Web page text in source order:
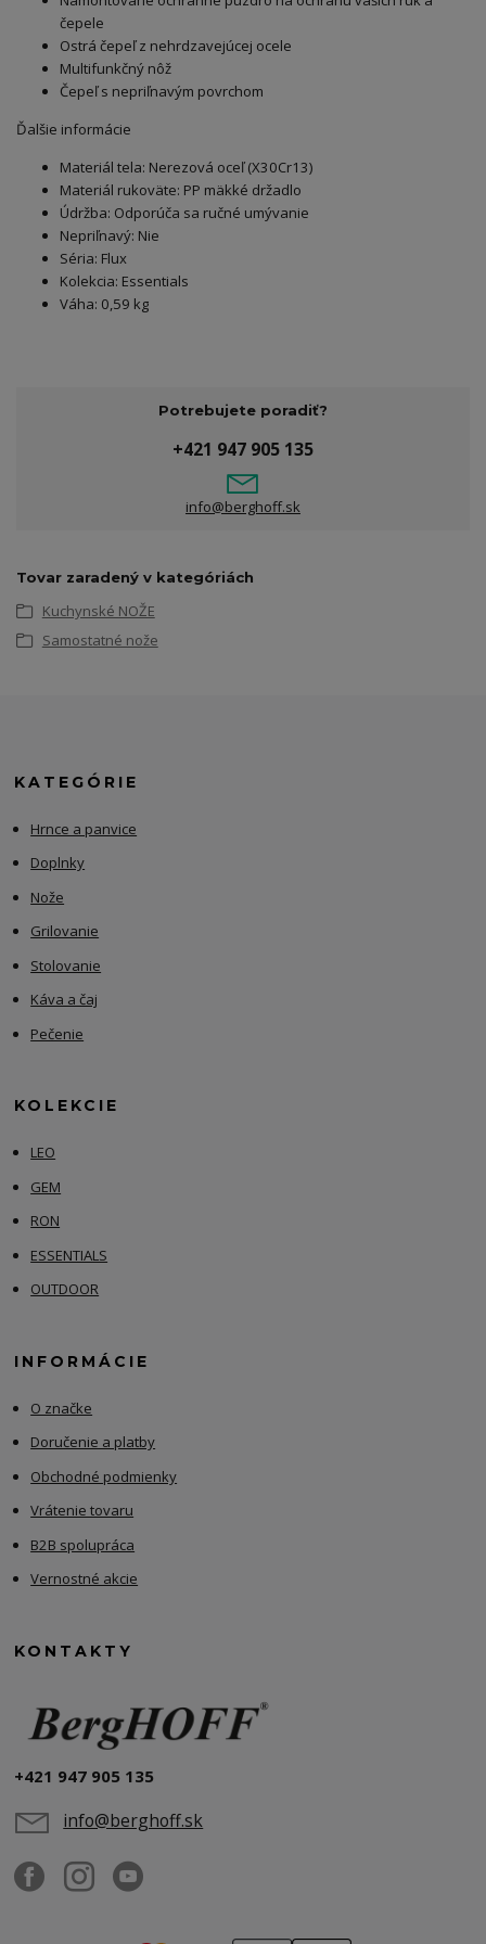
čepele
Ostrá čepeľ z nehrdzavejúcej ocele
Multifunkčný nôž
Čepeľ s nepriľnavým povrchom
Ďalšie informácie
Materiál tela: Nerezová oceľ (X30Cr13)
Materiál rukoväte: PP mäkké držadlo
Údržba: Odporúča sa ručné umývanie
Nepriľnavý: Nie
Séria: Flux
Kolekcia: Essentials
Váha: 0,59 kg
Potrebujete poradiť?
+421 947 905 135
info@berghoff.sk
Tovar zaradený v kategóriách
Kuchynské NOŽE
Samostatné nože
KATEGÓRIE
Hrnce a panvice
Doplnky
Nože
Grilovanie
Stolovanie
Káva a čaj
Pečenie
KOLEKCIE
LEO
GEM
RON
ESSENTIALS
OUTDOOR
INFORMÁCIE
O značke
Doručenie a platby
Obchodné podmienky
Vrátenie tovaru
B2B spolupráca
Vernostné akcie
KONTAKTY
+421 947 905 135
info@berghoff.sk